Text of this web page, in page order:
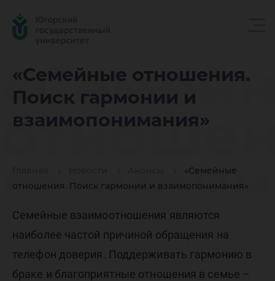
«Семейные отношения.
Поиск гармонии и
взаимопонимания»
«Семейные
отношения. Поиск гармонии и взаимопонимания»
Семейные взаимоотношения являются
наиболее частой причиной обращения на
телефон доверия. Поддерживать гармонию в
браке и благоприятные отношения в семье –